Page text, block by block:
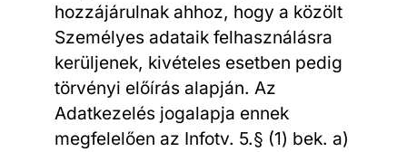
hozzájárulnak ahhoz, hogy a közölt
Személyes adataik felhasználásra
kerüljenek, kivételes esetben pedig
törvényi előírás alapján. Az
Adatkezelés jogalapja ennek
megfelelően az Infotv. 5.§ (1) bek. a)